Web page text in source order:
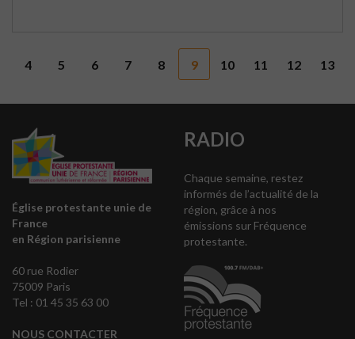
4 5 6 7 8 9 10 11 12 13
Église protestante unie de
France
en Région parisienne
60 rue Rodier
75009 Paris
Tel : 01 45 35 63 00
NOUS CONTACTER
RADIO
Chaque semaine, restez
informés de l’actualité de la
région, grâce à nos
émissions sur Fréquence
protestante.